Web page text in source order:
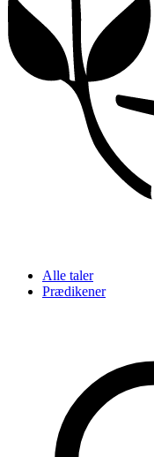
Alle taler
Prædikener